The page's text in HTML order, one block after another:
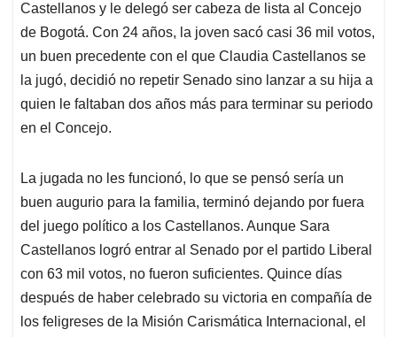
Castellanos y le delegó ser cabeza de lista al Concejo
de Bogotá. Con 24 años, la joven sacó casi 36 mil votos,
un buen precedente con el que Claudia Castellanos se
la jugó, decidió no repetir Senado sino lanzar a su hija a
quien le faltaban dos años más para terminar su periodo
en el Concejo.
La jugada no les funcionó, lo que se pensó sería un
buen augurio para la familia, terminó dejando por fuera
del juego político a los Castellanos. Aunque Sara
Castellanos logró entrar al Senado por el partido Liberal
con 63 mil votos, no fueron suficientes. Quince días
después de haber celebrado su victoria en compañía de
los feligreses de la Misión Carismática Internacional, el